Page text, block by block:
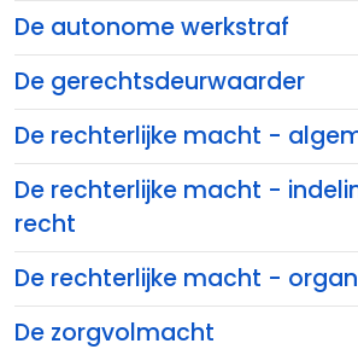
De autonome werkstraf
De gerechtsdeurwaarder
De rechterlijke macht -
De rechterlijke macht -
recht
De rechterlijke macht -
De zorgvolmacht